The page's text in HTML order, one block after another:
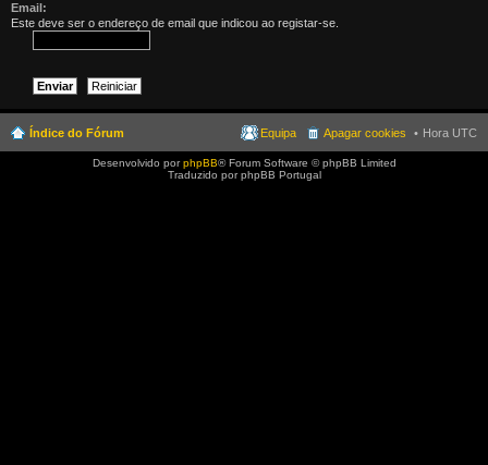
Email:
Este deve ser o endereço de email que indicou ao registar-se.
Índice do Fórum Hora UTC
Apagar cookies
Equipa
Desenvolvido porphpBB® Forum Software © phpBB Limited
Traduzido por phpBB Portugal